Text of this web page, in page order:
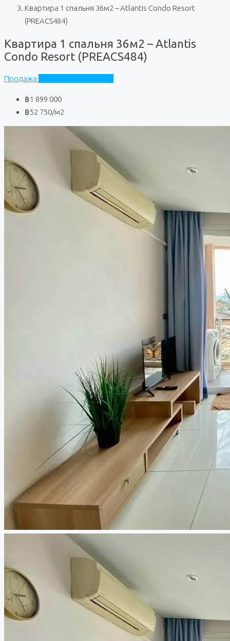
Квартира 1 спальня 36м2 – Atlantis Condo Resort
(PREACS484)
Квартира 1 спальня 36м2 – Atlantis
Condo Resort (PREACS484)
Продажа
฿1 899 000
฿52 750/м2